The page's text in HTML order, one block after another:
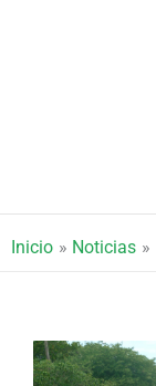
Inicio Noticias